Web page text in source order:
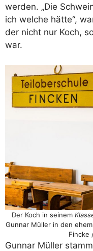
werden. „Die
ich welche hätte“,
der nicht nur Koch,
war.
Der Koch in seinem
Gunnar Müller in den
Fincke
Gunnar Müller